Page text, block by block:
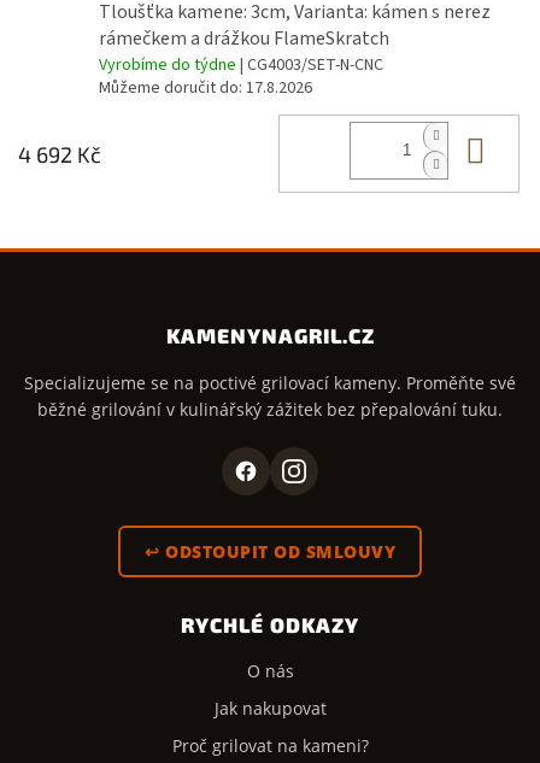
Tloušťka kamene: 3cm, Varianta: kámen s nerez
rámečkem a drážkou FlameSkratch
Vyrobíme do týdne | CG4003/SET-N-CNC
Můžeme doručit do: 17.8.2026
4 692 Kč
KAMENYNAGRIL.CZ
Specializujeme se na poctivé grilovací kameny. Proměňte své
běžné grilování v kulinářský zážitek bez přepalování tuku.
↩ ODSTOUPIT OD SMLOUVY
RYCHLÉ ODKAZY
O nás
Jak nakupovat
Proč grilovat na kameni?